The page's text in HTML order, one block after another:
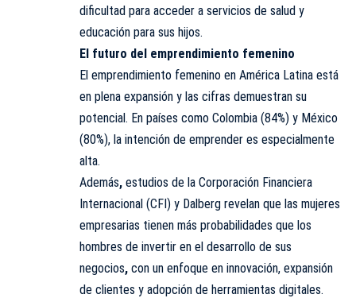
dificultad para acceder a servicios de salud y
educación para sus hijos.
El futuro del emprendimiento femenino
El emprendimiento femenino en América Latina está
en plena expansión y las cifras demuestran su
potencial. En países como Colombia (84%) y México
(80%), la intención de emprender es especialmente
alta.
Además, estudios de la Corporación Financiera
Internacional (CFI) y Dalberg revelan que las mujeres
empresarias tienen más probabilidades que los
hombres de invertir en el desarrollo de sus
negocios, con un enfoque en innovación, expansión
de clientes y adopción de herramientas digitales.